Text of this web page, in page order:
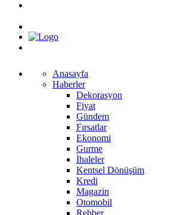
Anasayfa
Haberler
Dekorasyon
Fiyat
Gündem
Fırsatlar
Ekonomi
Gurme
İhaleler
Kentsel Dönüşüm
Kredi
Magazin
Otomobil
Rehber